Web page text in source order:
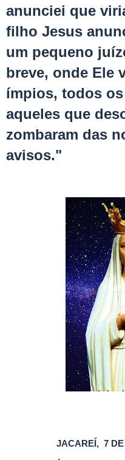
anunciei que
filho Jesus
um pequeno
breve, onde Ele
ímpios, todos
aqueles que
zombaram das
avisos."
JACAREÍ, 7 DE